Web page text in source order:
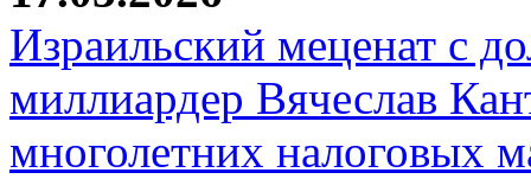
Израильский меценат с
миллиардер Вячеслав
многолетних налоговых